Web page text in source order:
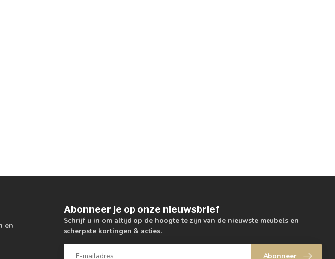
en
Abonneer je op onze nieuwsbrief
Schrijf u in om altijd op de hoogte te zijn van de nieuwste meubels en
scherpste kortingen & acties.
Abonneer